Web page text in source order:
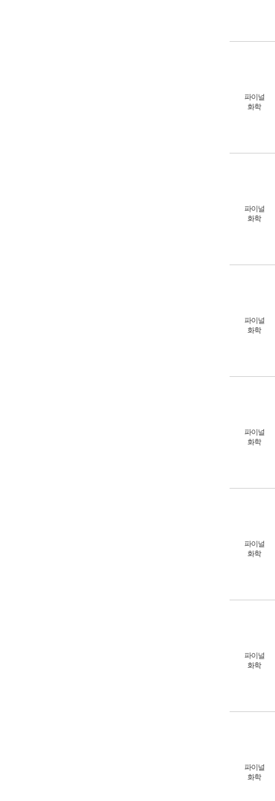
파이널
화학
파이널
화학
파이널
화학
파이널
화학
파이널
화학
파이널
화학
파이널
화학